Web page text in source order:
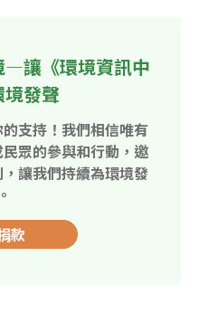
—讓《環境資訊中
發聲
支持！我們相信唯有
眾的參與和行動，邀
讓我們持續為環境發
款